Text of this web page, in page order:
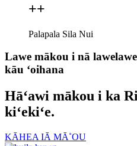
++
Palapala Sila Nui
Lawe mākou i nā
kāu ʻoihana
Hāʻawi mākou i ka
kiʻekiʻe.
KĀHEA IĀ MĀ˚OU